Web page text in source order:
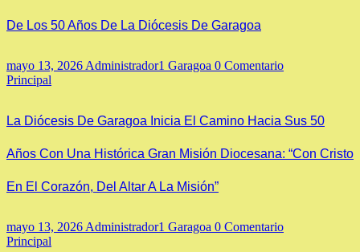
De Los 50 Años De La Diócesis De Garagoa
mayo 13, 2026 Administrador1 Garagoa 0 Comentario
Principal
La Diócesis De Garagoa Inicia El Camino Hacia Sus 50
Años Con Una Histórica Gran Misión Diocesana: “Con Cristo
En El Corazón, Del Altar A La Misión”
mayo 13, 2026Administrador1 Garagoa 0 Comentario
Principal